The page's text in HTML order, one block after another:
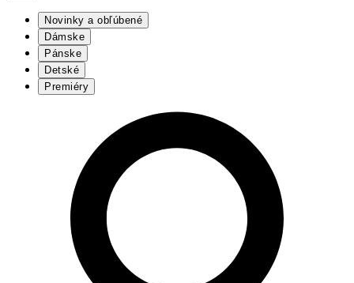
Novinky a obľúbené
Dámske
Pánske
Detské
Premiéry